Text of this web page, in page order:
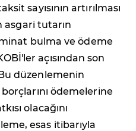
sayısının artırılması
asgari tutarın
bulma ve ödeme
açısından son
düzenlemenin
ödemelerine
olacağını
esas itibarıyla